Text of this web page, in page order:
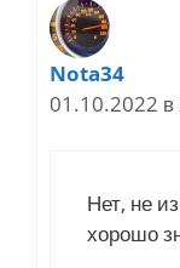
Nota34
01.10.2022 в
Нет, не
хорошо